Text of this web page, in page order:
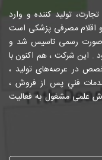
تولید کننده و وارد
و اقلام مصرفی پزشکی است
سال 1372 به صورت رسمی تاسیس شد و
. این شرکت ، هم اکنون با
در عرصه‌های تولید ،
فني پس از فروش ،
علمی مشغول به فعالیت